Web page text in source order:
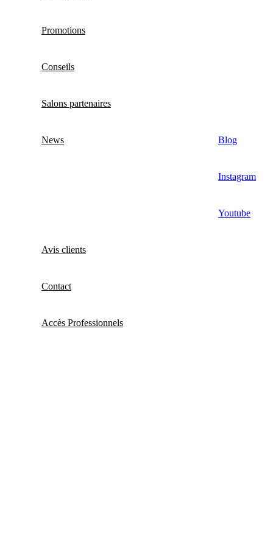
Promotions
Conseils
Salons partenaires
News Blog
Instagram
Youtube
Avis clients
Contact
Accès Professionnels